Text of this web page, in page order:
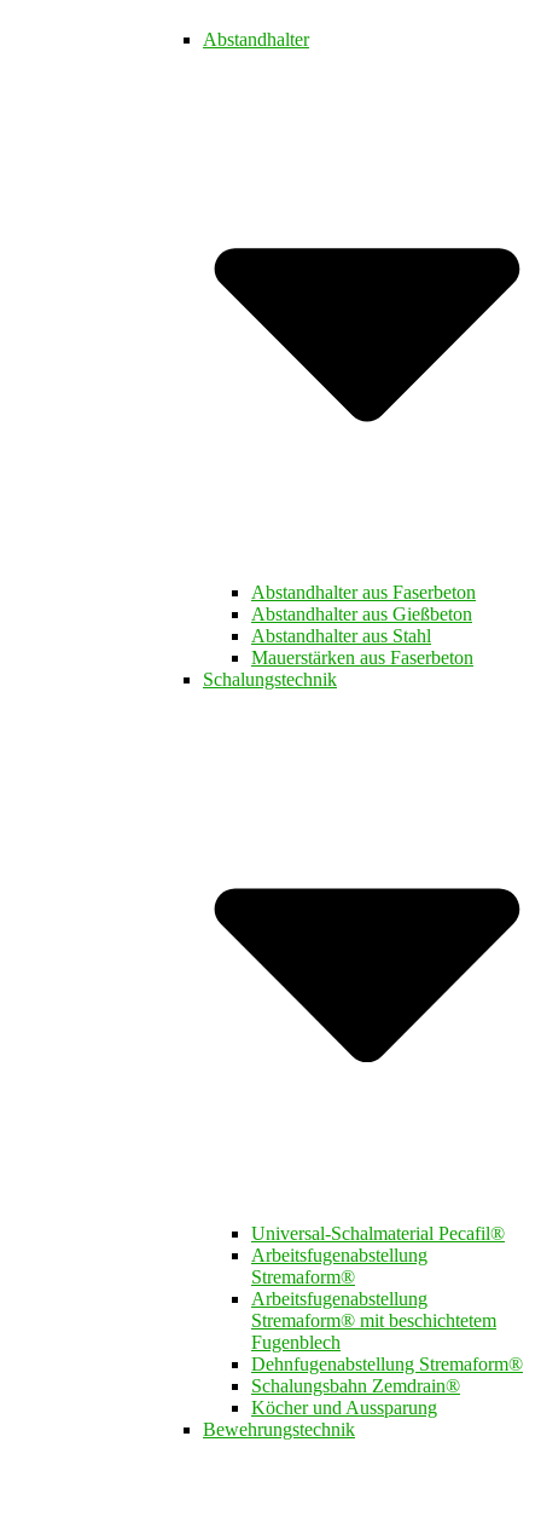
Abstandhalter
Abstandhalter aus Faserbeton
Abstandhalter aus Gießbeton
Abstandhalter aus Stahl
Mauerstärken aus Faserbeton
Schalungstechnik
Universal-Schalmaterial Pecafil®
Arbeitsfugenabstellung
Stremaform®
Arbeitsfugenabstellung
Stremaform® mit beschichtetem
Fugenblech
Dehnfugenabstellung Stremaform®
Schalungsbahn Zemdrain®
Köcher und Aussparung
Bewehrungstechnik